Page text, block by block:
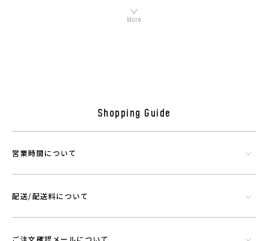
シリカやトルマリンなど数種類の天然鉱石でできたミネラル混合体で
す。功績を微細に粉砕したものを染色工程で繊維にコーティングさせウ
エアに機能を持たせることができる素材です。
Shopping Guide
営業時間について
配送/配送料について
ご注文確認メールについて